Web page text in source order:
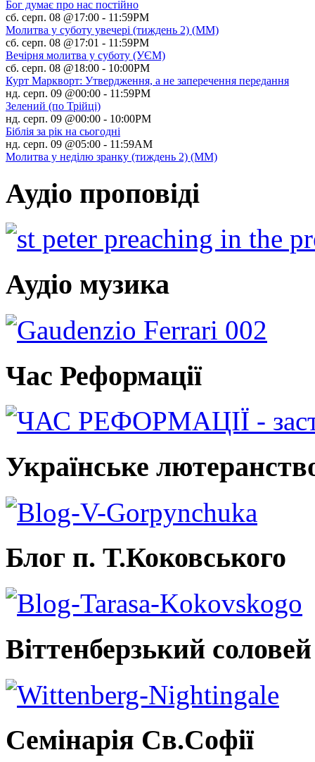
Бог думає про нас постійно
сб. серп. 08 @17:00 - 11:59PM
Молитва у суботу увечері (тиждень 2) (ММ)
сб. серп. 08 @17:01 - 11:59PM
Вечірня молитва у суботу (УЄМ)
сб. серп. 08 @18:00 - 10:00PM
Курт Маркворт: Утвердження, а не заперечення передання
нд. серп. 09 @00:00 - 11:59PM
Зелений (по Трійці)
нд. серп. 09 @00:00 - 10:00PM
Біблія за рік на сьогодні
нд. серп. 09 @05:00 - 11:59AM
Молитва у неділю зранку (тиждень 2) (ММ)
Аудіо проповіді
Аудіо музика
Час Реформації
Українське
Блог п. Т.Коковського
Віттенберзький соловей
Семінарія Св.Софії